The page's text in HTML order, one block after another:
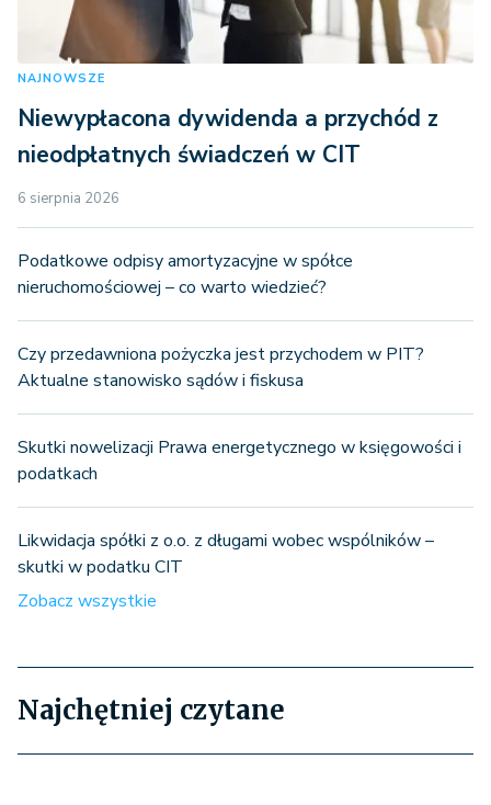
NAJNOWSZE
Niewypłacona dywidenda a przychód z
nieodpłatnych świadczeń w CIT
6 sierpnia 2026
Podatkowe odpisy amortyzacyjne w spółce
nieruchomościowej – co warto wiedzieć?
Czy przedawniona pożyczka jest przychodem w PIT?
Aktualne stanowisko sądów i fiskusa
Skutki nowelizacji Prawa energetycznego w księgowości i
podatkach
Likwidacja spółki z o.o. z długami wobec wspólników –
skutki w podatku CIT
Zobacz wszystkie
Najchętniej czytane